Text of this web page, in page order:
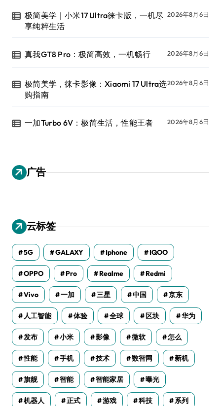
极简美学｜小米17 Ultra徕卡版，一机尽
享纯粹生活
2026年8月6日
真我GT8 Pro：极简高效，一机畅行 2026年8月6日
极简美学，徕卡影像：Xiaomi 17 Ultra选
购指南
2026年8月6日
一加Turbo 6V：极简生活，性能王者 2026年8月6日
广告
云标签
5G GALAXY Iphone IQOO
OPPO Pro Realme Redmi
Vivo 一加 三星 中国 京东
人工智能 体验 全球 区块 华为
发布 小米 影像 微软 怎么
性能 手机 技术 数智网 新机
旗舰 智能 智能家居 曝光
机器人 正式 游戏 科技 系列